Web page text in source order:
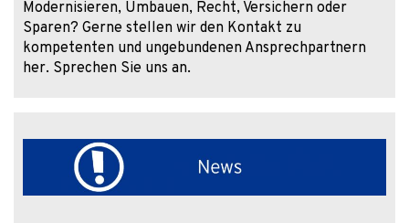
Modernisieren, Umbauen, Recht, Versichern oder
Sparen? Gerne stellen wir den Kontakt zu
kompetenten und ungebundenen Ansprechpartnern
her. Sprechen Sie uns an.